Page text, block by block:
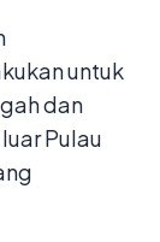
untuk
dan
Pulau